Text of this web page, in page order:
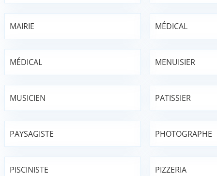
MAIRIE MÉDICAL
MÉDICAL MENUISIER
MUSICIEN PATISSIER
PAYSAGISTE PHOTOGRAPHE
PISCINISTE PIZZERIA